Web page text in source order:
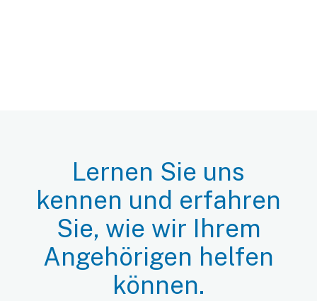
Lernen Sie uns
kennen und erfahren
Sie, wie wir Ihrem
Angehörigen helfen
können.